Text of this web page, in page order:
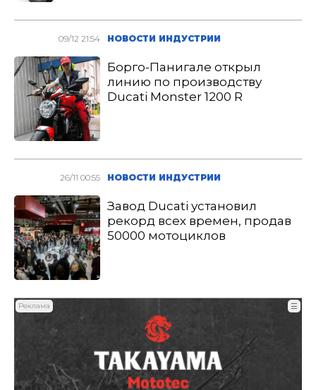
09/12 21:54 НОВОСТИ ИНДУСТРИИ
Борго-Панигале открыл
линию по производству
Ducati Monster 1200 R
26/11 00:55 НОВОСТИ ИНДУСТРИИ
Завод Ducati установил
рекорд всех времен, продав
50000 мотоциклов
Реклама ☰